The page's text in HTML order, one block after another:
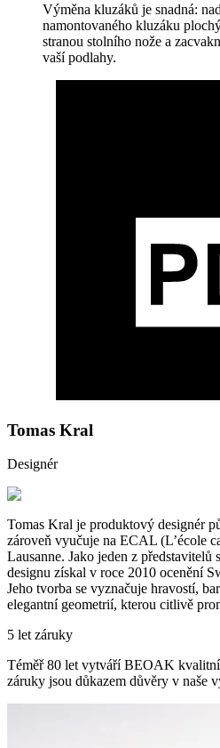
Výměna kluzáků je snadná:
namontovaného kluzáku
stranou stolního nože a
vaší podlahy.
Tomas Kral
Designér
Tomas Kral je produktový designér
zároveň vyučuje na ECAL (L’école
Lausanne. Jako jeden z představitelů
designu získal v roce 2010 ocenění
Jeho tvorba se vyznačuje hravostí,
elegantní geometrií, kterou citlivě
5 let záruky
Téměř 80 let vytváří BEOAK
záruky jsou důkazem důvěry v naše